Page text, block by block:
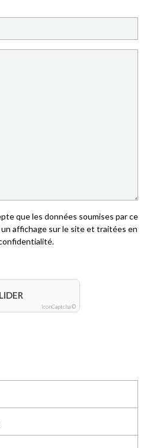
que les données soumises par ce
affichage sur le site et traitées en
IconCaptcha ©